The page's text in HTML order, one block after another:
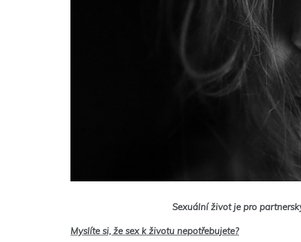
Sexuální život je pro
Myslíte si, že sex k životu nepotřebujete?